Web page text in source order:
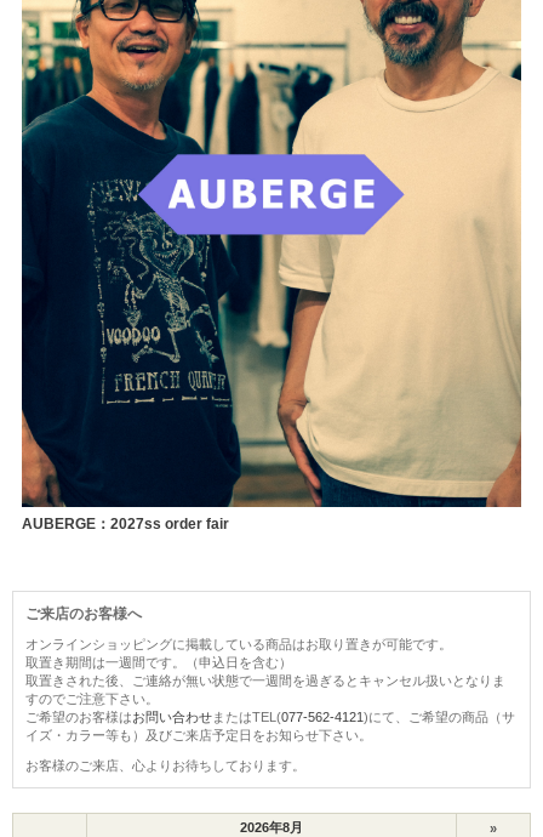
AUBERGE：2027ss order fair
ご来店のお客様へ
オンラインショッピングに掲載している商品はお取り置きが可能です。
取置き期間は一週間です。（申込日を含む）
取置きされた後、ご連絡が無い状態で一週間を過ぎるとキャンセル扱いとなりま
すのでご注意下さい。
ご希望のお客様はお問い合わせまたはTEL(077-562-4121)にて、ご希望の商品（サ
イズ・カラー等も）及びご来店予定日をお知らせ下さい。
お客様のご来店、心よりお待ちしております。